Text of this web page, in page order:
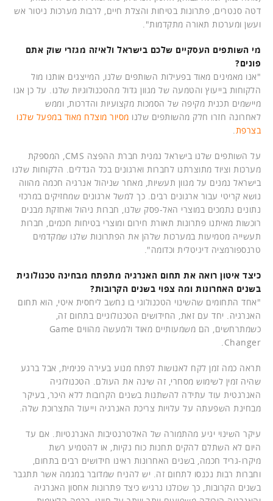
דטה סנטרים, פתרונות בטיחות והצלת חיים, לרבות מערכות ניטור אש
ועשן ומערכות תאורה מתקדמות".
מי השותפים העסקיים שלכם בישראל ולאיזה מגזרי שוק אתם
פונים?
"אנו מאמינים מאוד בפעילות השותפים שלנו, המייצגים אותנו מול
הלקוחות בייעוץ והטמעה של מגוון גדול מהטכנולוגיות שלנו. על כן אנו
מיישמים תכנית מקיפה של הסמכות מקצועיות והדרכות, וממש
לאחרונה חזרו חלק מהשותפים שלנו מסיור מוצלח מאוד במפעל שלנו
בצרפת
על השותפים שלנו בישראל נמנית חברת ההפצה CMS, המספקת
מערכות וציוד מתוצרתנו לחברות וארגונים בכל הגדלים. הלקוחות שלנו
בישראל נמנים על מגוון תעשיות, מאחר שניהול אנרגיה חכמה מהווה
נושא קריטי עבור ארגונים רבים. כך למשל ארגונים שמחזיקים במרכזי
נתונים נתמכים במוצרי האל-פסק שלנו, חברות ניהול ואחזקת מבנים
רוכשות מאיתנו פתרונות תאורת חירום ומוצרי בטיחות חכמים, חברות
תעשייה מטמיעות במערכות שלהן את הפתרונות שלנו שמקדמים
טרנספורמציה דיגיטלית וכדומה".
כיצד איטון רואה את תחום האנרגיה מתפתח מבחינה טכנולוגית
בשנים האחרונות ומה צפוי בשנים הקרובות?
"אחד התחומים שהשינוי הטכנולוגי בו נחשב ליחסית איטי, הוא תחום
האנרגיה. יחד עם זאת, החידושים הטכנולוגיים בתחום זה,
כשמתרחשים, הם משמעותיים מאוד ולמעשה מהווים Game
Changer.
תראה כמה זמן לקח לאנושות לפתח מנוע בעירה פנימית, אבל ברגע
שהיה זמין לשימוש מסחרי, זה שינה את העולם. הטכנולוגיה
האנרגטית עוד עתידה להשתנות בשנים הקרובות ללא היכר, בעיקר
מבחינת השפעתה על עלויות צריכת האנרגיה וייעול התצרוכת שלה.
עיקר השינוי יגיע מהתמורה של האלטרנטיבות האנרגטיות. אם עד
היום לא השתלם להקים תחנות כוח נקיות, או להטמיע רשת
מיקרו-גריד חכמה, בשנים האחרונות ראינו חידושים רבים בתחום,
וחברות רבות נכנסו לתחום זה. יש להניח שמדובר במגמה אשר תתגבר
בשנים הקרובות, כך שכולנו נרגיש כיצד פתרונות אחסון האנרגיה